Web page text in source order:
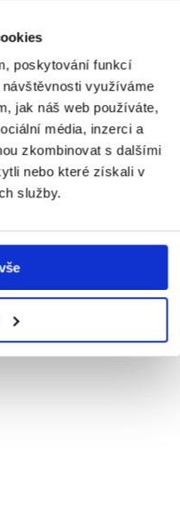
poskytování funkcí
využíváme
jak náš web používáte,
média, inzerci a
zkombinovat s dalšími
nebo které získali v
služby.